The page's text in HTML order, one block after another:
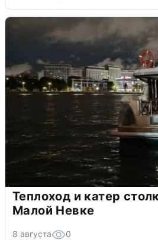
Теплоход и катер
Малой Невке
8 августа 0